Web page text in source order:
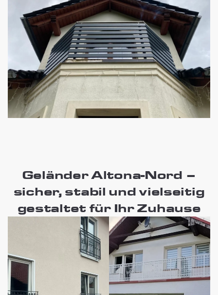
Geländer Altona-Nord –
sicher, stabil und vielseitig
gestaltet für Ihr Zuhause